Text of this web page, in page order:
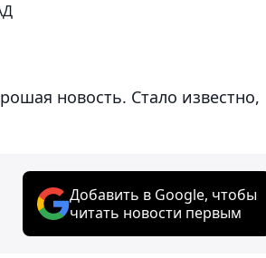
новость. Стало известно,
Добавить в Google, чтобы
читать новости первым